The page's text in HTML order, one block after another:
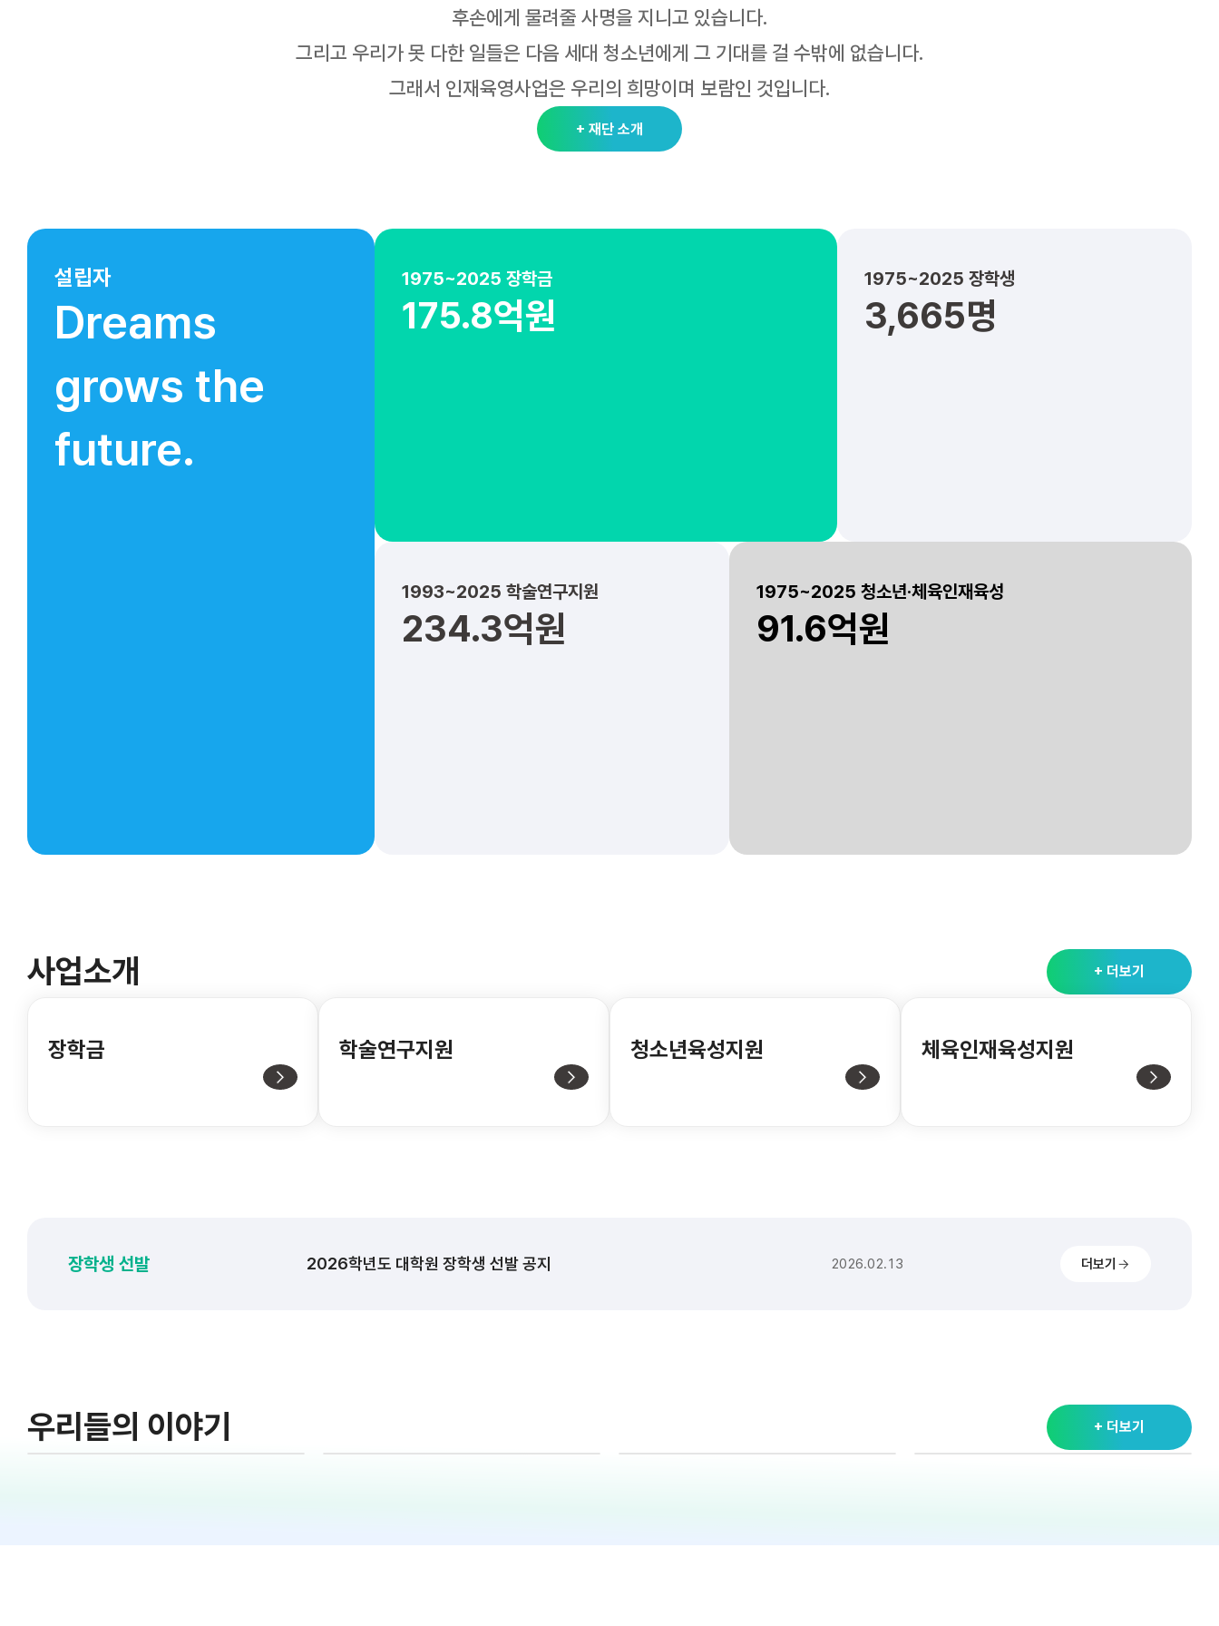
후손에게 물려줄 사명을 지니고 있습니다.
그리고 우리가 못 다한 일들은 다음 세대 청소년에게 그 기대를 걸 수밖에 없습니다.
그래서 인재육영사업은 우리의 희망이며 보람인 것입니다.
+ 재단 소개
설립자
Dreams
grows the
future.
1975~2025 장학금
175.8억원
1975~2025 장학생
3,665명
1993~2025 학술연구지원
234.3억원
1975~2025 청소년·체육인재육성
91.6억원
사업소개 + 더보기
장학금 학술연구지원 청소년육성지원 체육인재육성지원
장학생 선발 2026학년도 대학원 장학생 선발 공지 2026.02.13 더보기
우리들의 이야기 + 더보기